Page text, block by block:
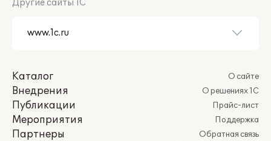
Другие сайты 1С
Каталог
Внедрения
Публикации
Мероприятия
Партнеры
О сайте
О решениях 1С
Прайс-лист
Поддержка
Обратная связь